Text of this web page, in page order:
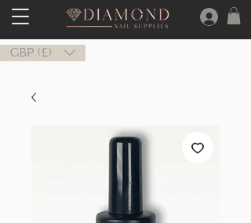
GBP (£)